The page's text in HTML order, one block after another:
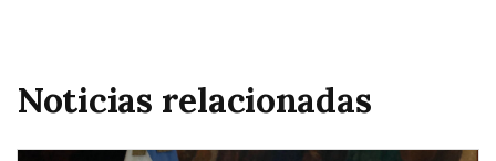
Noticias relacionadas